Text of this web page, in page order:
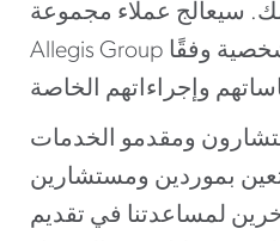
سيعالج عملاء مجموعة
Allegis Group هذه المعلومات الشخصية وفقًا
ومقدمو الخدمات
بموردين ومستشارين
لمساعدتنا في تقديم